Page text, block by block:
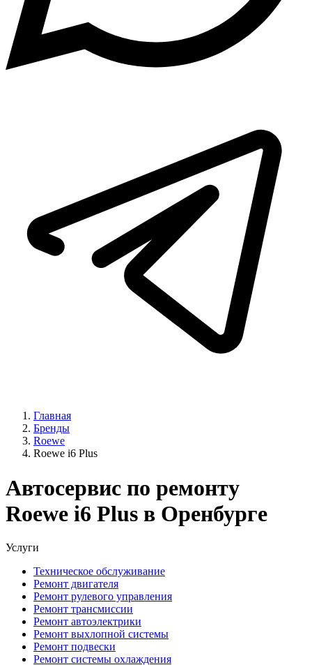
Главная
Бренды
Roewe
Roewe i6 Plus
Автосервис по ремонту
Roewe i6 Plus в Оренбурге
Услуги
Техническое обслуживание
Ремонт двигателя
Ремонт рулевого управления
Ремонт трансмиссии
Ремонт автоэлектрики
Ремонт выхлопной системы
Ремонт подвески
Ремонт системы охлаждения